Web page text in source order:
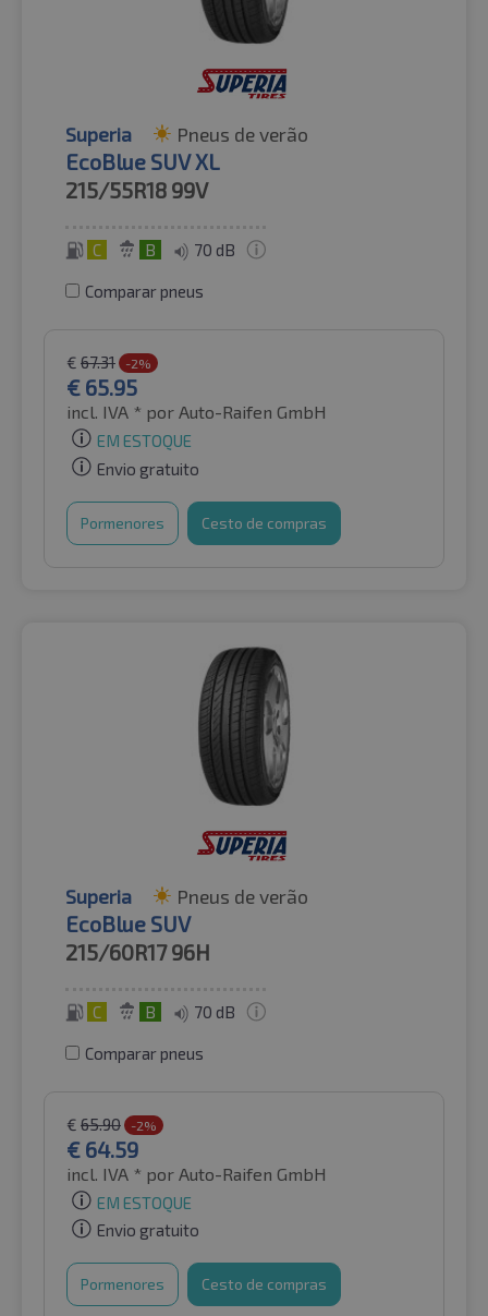
Superia Pneus de verão
EcoBlue SUV XL
215/55R18 99V
C B 70 dB
Comparar pneus
€ 67.31 -2%
€ 65.95
incl. IVA * por Auto-Raifen GmbH
EM ESTOQUE
Envio gratuito
Pormenores Cesto de compras
Superia Pneus de verão
EcoBlue SUV
215/60R17 96H
C B 70 dB
Comparar pneus
€ 65.90 -2%
€ 64.59
incl. IVA * por Auto-Raifen GmbH
EM ESTOQUE
Envio gratuito
Pormenores Cesto de compras